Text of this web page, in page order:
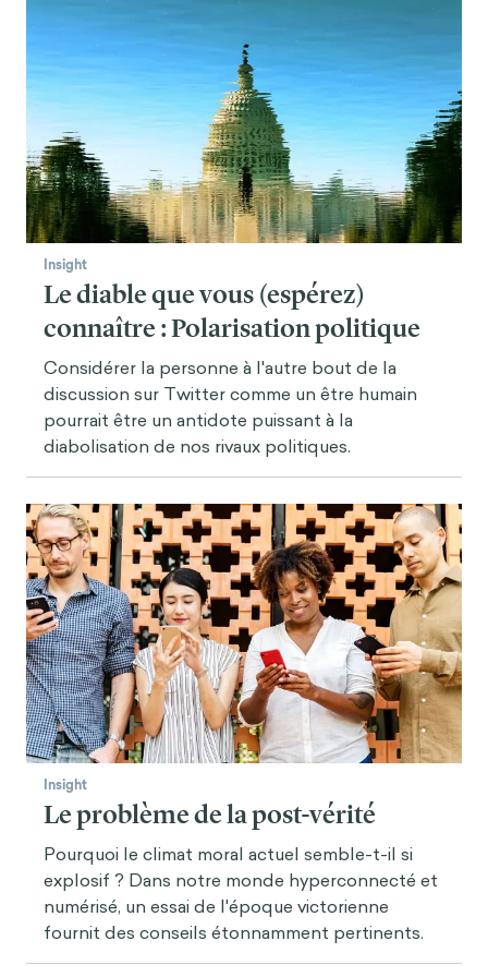
Insight
Le diable que vous (espérez)
connaître : Polarisation politique
Considérer la personne à l'autre bout de la
discussion sur Twitter comme un être humain
pourrait être un antidote puissant à la
diabolisation de nos rivaux politiques.
Insight
Le problème de la post-vérité
Pourquoi le climat moral actuel semble-t-il si
explosif ? Dans notre monde hyperconnecté et
numérisé, un essai de l'époque victorienne
fournit des conseils étonnamment pertinents.